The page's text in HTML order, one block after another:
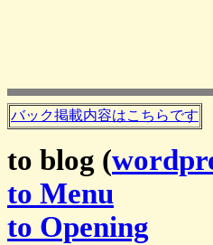
バック掲載内容はこちらです
to blog (
to Menu
to Opening